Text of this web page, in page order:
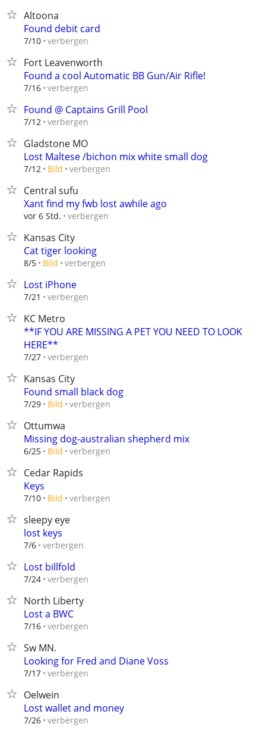
Altoona
Found debit card
7/10 verbergen
Fort Leavenworth
Found a cool Automatic BB Gun/Air Rifle!
7/16 verbergen
Found @ Captains Grill Pool
7/12 verbergen
Gladstone MO
Lost Maltese /bichon mix white small dog
7/12 Bild verbergen
Central sufu
Xant find my fwb lost awhile ago
vor 6 Std. verbergen
Kansas City
Cat tiger looking
8/5 Bild verbergen
Lost iPhone
7/21 verbergen
KC Metro
**IF YOU ARE MISSING A PET YOU NEED TO LOOK
HERE**
7/27 verbergen
Kansas City
Found small black dog
7/29 Bild verbergen
Ottumwa
Missing dog-australian shepherd mix
6/25 Bild verbergen
Cedar Rapids
Keys
7/10 Bild verbergen
sleepy eye
lost keys
7/6 verbergen
Lost billfold
7/24 verbergen
North Liberty
Lost a BWC
7/16 verbergen
Sw MN.
Looking for Fred and Diane Voss
7/17 verbergen
Oelwein
Lost wallet and money
7/26 verbergen